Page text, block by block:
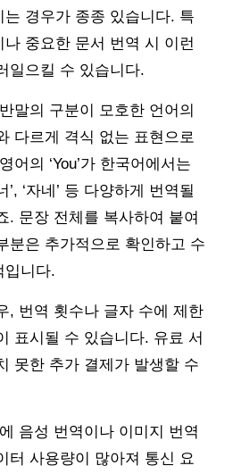
경우가 종종 있습니다. 특
중요한 문서 번역 시 이런
일으킬 수 있습니다.
말의 구분이 모호한 언어의
다르게 격식 없는 표현으로
어의 ‘You’가 한국어에서는
’, ‘자네’ 등 다양하게 번역될
. 문장 전체를 복사하여 붙여
분은 추가적으로 확인하고 수
입니다.
, 번역 횟수나 글자 수에 제한
표시될 수 있습니다. 유료 서
못한 추가 결제가 발생할 수
음성 번역이나 이미지 번역
터 사용량이 많아져 통신 요